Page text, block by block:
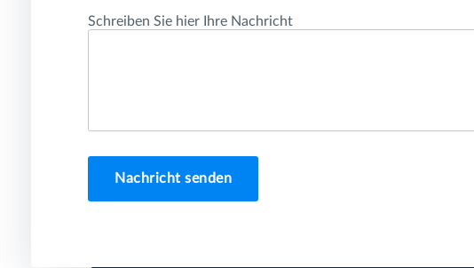
Schreiben Sie hier Ihre Nachricht
Nachricht senden